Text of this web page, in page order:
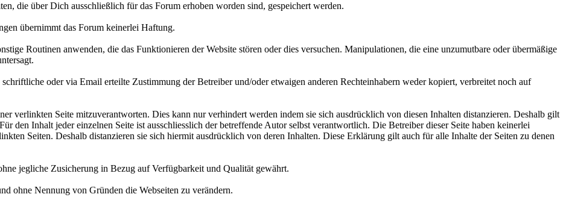
die über Dich ausschließlich für das Forum erhoben worden sind, gespeichert werden.
übernimmt das Forum keinerlei Haftung.
Routinen anwenden, die das Funktionieren der Website stören oder dies versuchen. Manipulationen, die eine unzumutbare oder übermäßige
oder via Email erteilte Zustimmung der Betreiber und/oder etwaigen anderen Rechteinhabern weder kopiert, verbreitet noch auf
verlinkten Seite mitzuverantworten. Dies kann nur verhindert werden indem sie sich ausdrücklich von diesen Inhalten distanzieren. Deshalb gilt
den Inhalt jeder einzelnen Seite ist ausschliesslich der betreffende Autor selbst verantwortlich. Die Betreiber dieser Seite haben keinerlei
Seiten. Deshalb distanzieren sie sich hiermit ausdrücklich von deren Inhalten. Diese Erklärung gilt auch für alle Inhalte der Seiten zu denen
jegliche Zusicherung in Bezug auf Verfügbarkeit und Qualität gewährt.
ohne Nennung von Gründen die Webseiten zu verändern.